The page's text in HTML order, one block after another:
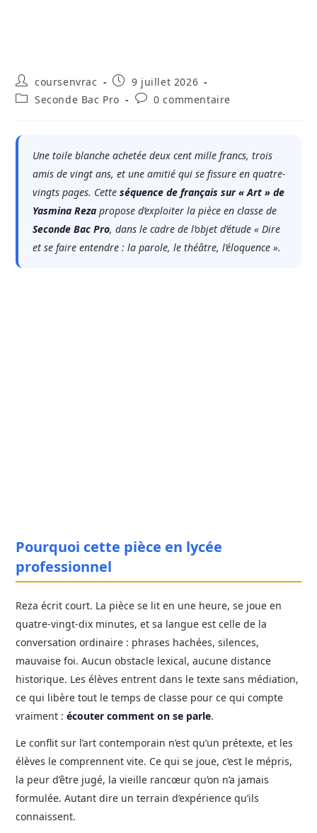
Auteur/autrice
de
la
coursenvrac
Publication
publiée :
9 juillet 2026
PostSeconde Bac Pro
Commentaires
0 commentaire
Une toile blanche achetée deux cent mille francs, trois
amis de vingt ans, et une amitié qui se fissure en quatre-
vingts pages. Cetteséquence de français sur « Art » de
Yasmina Reza propose d’exploiter la pièce en classe de
Seconde Bac Pro, dans le cadre de l’objet d’étude « Dire
et se faire entendre : la parole, le théâtre, l’éloquence ».
Pourquoi cette pièce en lycée
professionnel
Reza écrit court. La pièce se lit en une heure, se joue en
quatre-vingt-dix minutes, et sa langue est celle de la
conversation ordinaire : phrases hachées, silences,
mauvaise foi. Aucun obstacle lexical, aucune distance
historique. Les élèves entrent dans le texte sans médiation,
ce qui libère tout le temps de classe pour ce qui compte
vraiment :écouter comment on se parle.
Le conflit sur l’art contemporain n’est qu’un prétexte, et les
élèves le comprennent vite. Ce qui se joue, c’est le mépris,
la peur d’être jugé, la vieille rancœur qu’on n’a jamais
formulée. Autant dire un terrain d’expérience qu’ils
connaissent.